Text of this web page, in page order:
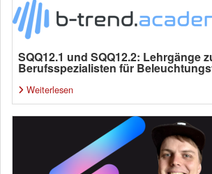
SQQ12.1 und SQQ12.2: Lehrgänge
Berufsspezialisten für
Weiterlesen